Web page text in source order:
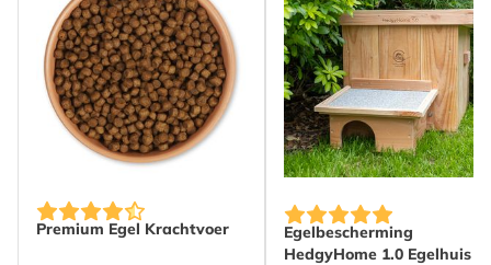
Premium Egel Krachtvoer
The price depends on the options chosen on the
Egelbescherming
HedgyHome 1.0 Egelhuis